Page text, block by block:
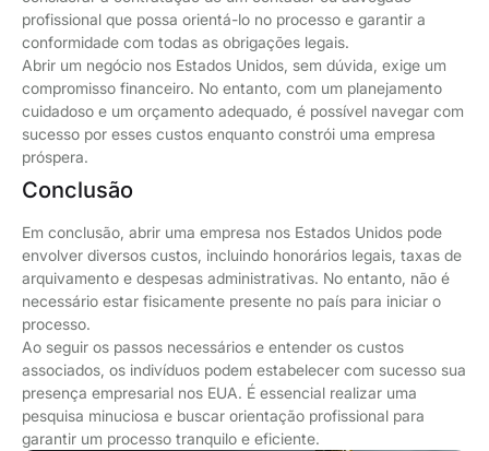
profissional que possa orientá-lo no processo e garantir a
conformidade com todas as obrigações legais.
Abrir um negócio nos Estados Unidos, sem dúvida, exige um
compromisso financeiro. No entanto, com um planejamento
cuidadoso e um orçamento adequado, é possível navegar com
sucesso por esses custos enquanto constrói uma empresa
próspera.
Conclusão
Em conclusão, abrir uma empresa nos Estados Unidos pode
envolver diversos custos, incluindo honorários legais, taxas de
arquivamento e despesas administrativas. No entanto, não é
necessário estar fisicamente presente no país para iniciar o
processo.
Ao seguir os passos necessários e entender os custos
associados, os indivíduos podem estabelecer com sucesso sua
presença empresarial nos EUA. É essencial realizar uma
pesquisa minuciosa e buscar orientação profissional para
garantir um processo tranquilo e eficiente.